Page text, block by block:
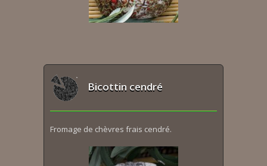
Bicottin cendré
Fromage de chèvres frais cendré.